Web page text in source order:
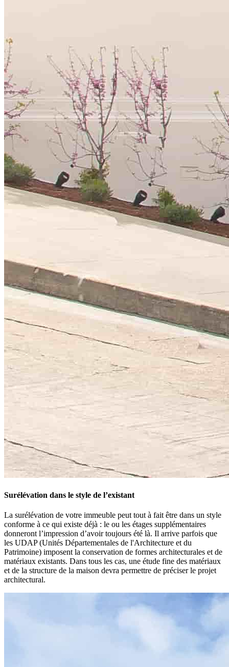
Surélévation dans le style de l’existant
La surélévation de votre immeuble peut tout à fait être dans un style
conforme à ce qui existe déjà : le ou les étages supplémentaires
donneront l’impression d’avoir toujours été là. Il arrive parfois que
les UDAP (Unités Départementales de l'Architecture et du
Patrimoine) imposent la conservation de formes architecturales et de
matériaux existants. Dans tous les cas, une étude fine des matériaux
et de la structure de la maison devra permettre de préciser le projet
architectural.